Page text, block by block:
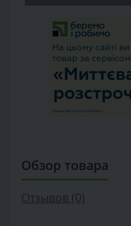
Обзор товара
Отзывов (0)